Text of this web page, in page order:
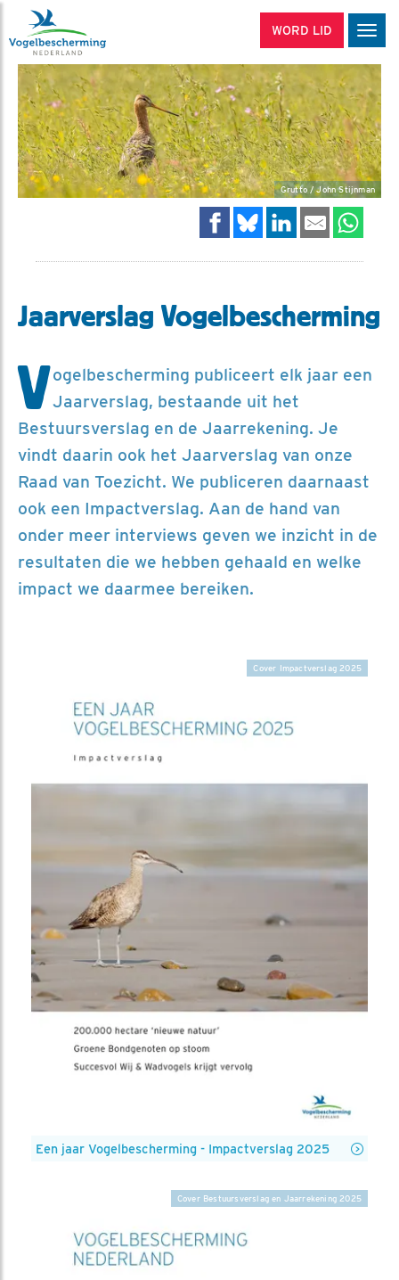
WORD LID
Grutto / John Stijnman
Jaarverslag Vogelbescherming
Vogelbescherming publiceert elk jaar een
Jaarverslag, bestaande uit het
Bestuursverslag en de Jaarrekening. Je
vindt daarin ook het Jaarverslag van onze
Raad van Toezicht. We publiceren daarnaast
ook een Impactverslag. Aan de hand van
onder meer interviews geven we inzicht in de
resultaten die we hebben gehaald en welke
impact we daarmee bereiken.
Een jaar Vogelbescherming - Impactverslag 2025
Cover Impactverslag 2025
Cover Bestuursverslag en Jaarrekening 2025